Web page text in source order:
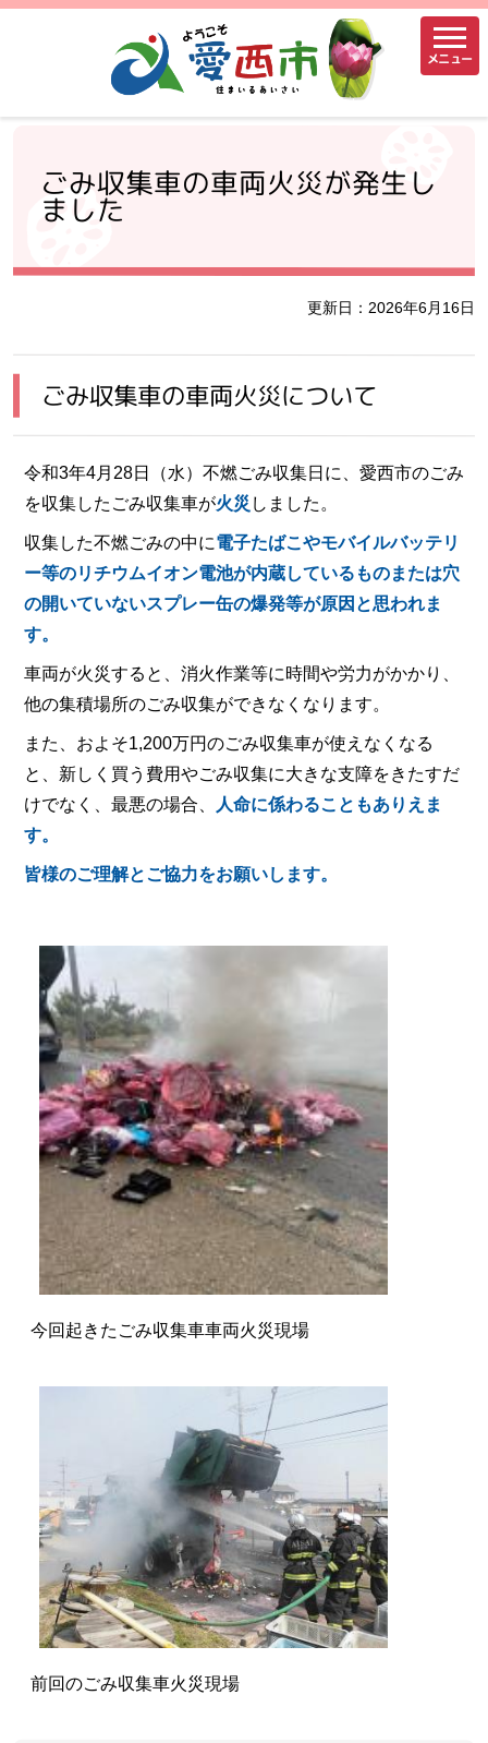
メニュー
ごみ収集車の車両火災が発生し
ました
更新日：2026年6月16日
ごみ収集車の車両火災について
令和3年4月28日（水）不燃ごみ収集日に、愛西市のごみ
を収集したごみ収集車が火災 しました。
収集した不燃ごみの中に電子たばこやモバイルバッテリ
ー等のリチウムイオン電池が内蔵しているものまたは穴
の開いていないスプレー缶の爆発等が原因と思われま
す。
車両が火災すると、消火作業等に時間や労力がかかり、
他の集積場所のごみ収集ができなくなります。
また、およそ1,200万円のごみ収集車が使えなくなる
と、新しく買う費用やごみ収集に大きな支障をきたすだ
けでなく、最悪の場合、
人命に係わることもありえま
す。
皆様のご理解とご協力をお願いします。
今回起きたごみ収集車車両火災現場
前回のごみ収集車火災現場